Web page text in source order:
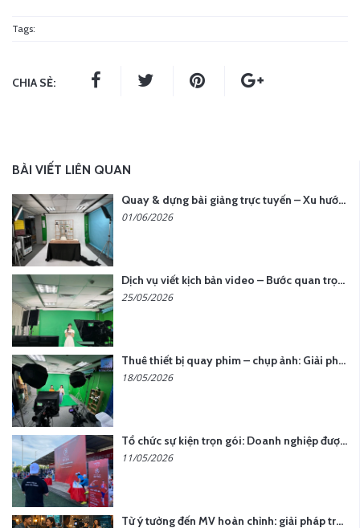
Tags:
CHIA SẺ:
BÀI VIẾT LIÊN QUAN
Quay & dựng bài giảng trực tuyến – Xu hướng đào tạo thời đại số
01/06/2026
Dịch vụ viết kịch bản video – Bước quan trọng quyết định thành công nội dung
25/05/2026
Thuê thiết bị quay phim – chụp ảnh: Giải pháp tối ưu chi phí cho doanh nghiệp
18/05/2026
Tổ chức sự kiện trọn gói: Doanh nghiệp được gì khi chọn đơn vị chuyên nghiệp?
11/05/2026
Từ ý tưởng đến MV hoàn chỉnh: giải pháp trọn gói tại YCN Media